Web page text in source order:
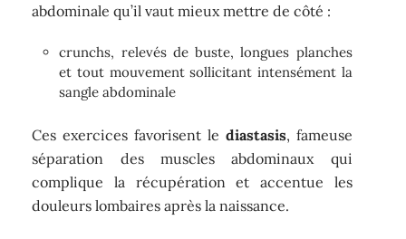
abdominale qu’il vaut mieux mettre de côté :
crunchs, relevés de buste, longues planches
et tout mouvement sollicitant intensément la
sangle abdominale
Ces exercices favorisent le diastasis, fameuse
séparation des muscles abdominaux qui
complique la récupération et accentue les
douleurs lombaires après la naissance.